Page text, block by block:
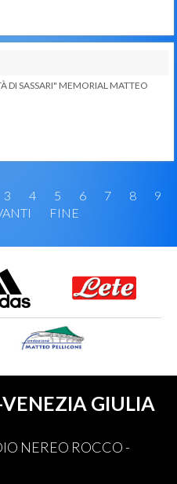
DI SASSARI" MEMORIAL MATTEO
3 4 5 6 7 8
9
FINE
GIULIA
NEREO ROCCO -